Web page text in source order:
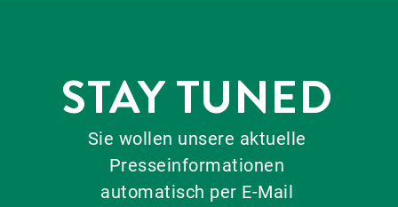
STAY TUNED
Sie wollen unsere aktuelle
Presseinformationen
automatisch per E-Mail